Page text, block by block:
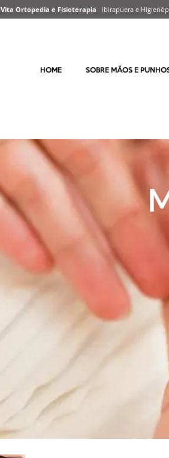
Vita Ortopedia e Fisioterapia Ibirapuera e
HOME SOBRE MÃOS E